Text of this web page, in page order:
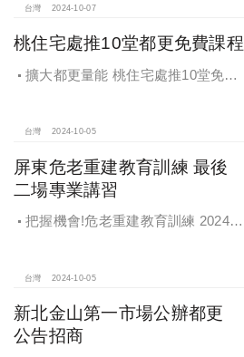
台灣 2024-10-07
桃住宅處推10堂都更免費課程
擴大都更量能 桃住宅處推10堂免費
台灣 2024-10-05
屏東危老重建教育訓練 最後
二場專業講習
把握機會!危老重建教育訓練 2024年
台灣 2024-10-05
新北金山第一市場公辦都更
公告招商